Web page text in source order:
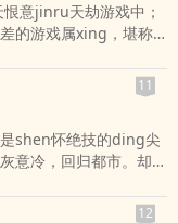
意jinru天劫游戏中；
的游戏属xing，堪称
经千辛万苦终于有所
友共抗恶魔，声名鹊
且看他如何抉择！大敌
仇面前，且看他如何对
，且看他如何先国后
不渝！dao士、忍者、
se；jing彩网游，一切
11
shen怀绝技的ding尖
意冷，回归都市。却不
，麻烦不断，在困惑和
……
12